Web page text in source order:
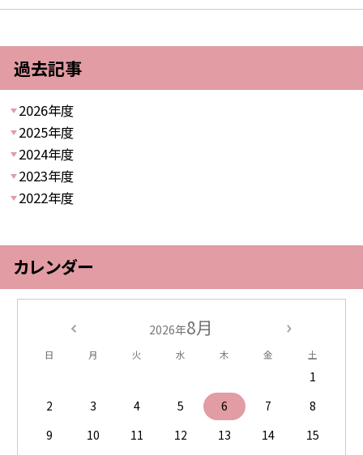
過去記事
2026年度
2025年度
2024年度
2023年度
2022年度
カレンダー
2026年8月
日 月 火 水 木 金 土
1
2
3 4 5 6 7
8
9
10 11 12 13 14
15